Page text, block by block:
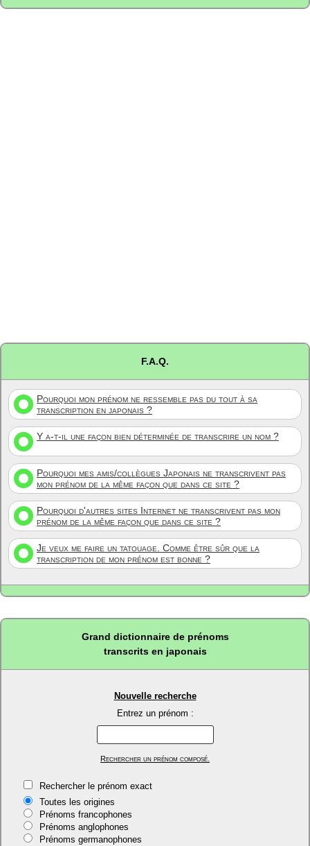
F.A.Q.
Pourquoi mon prénom ne ressemble pas du tout à sa
transcription en japonais ?
Y a-t-il une façon bien déterminée de transcrire un nom ?
Pourquoi mes amis/collègues Japonais ne transcrivent pas
mon prénom de la même façon que dans ce site ?
Pourquoi d'autres sites Internet ne transcrivent pas mon
prénom de la même façon que dans ce site ?
Je veux me faire un tatouage. Comme être sûr que la
transcription de mon prénom est bonne ?
Grand dictionnaire de prénoms
transcrits en japonais
Nouvelle recherche
Entrez un prénom :
Rechercher un prénom composé.
Rechercher le prénom exact
Toutes les origines
Prénoms francophones
Prénoms anglophones
Prénoms germanophones